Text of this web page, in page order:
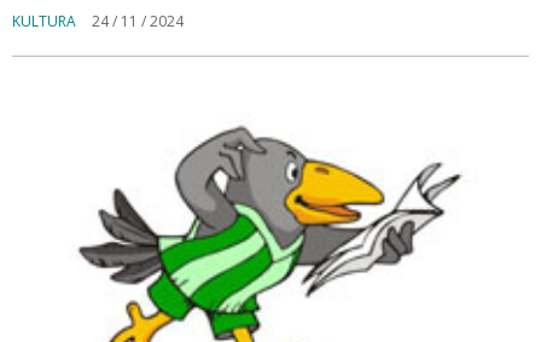
KULTURA 24 / 11 / 2024